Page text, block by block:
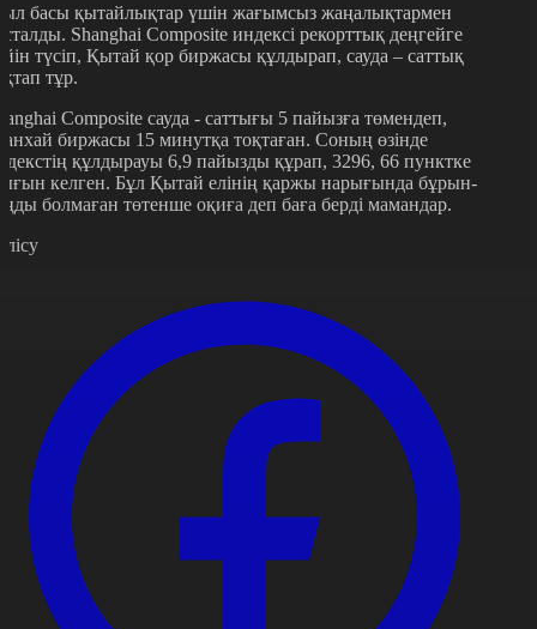
басы қытайлықтар үшін жағымсыз жаңалықтармен
Shanghai Composite индексі рекорттық деңгейге
түсіп, Қытай қор биржасы құлдырап, сауда – саттық
тұр.
Composite сауда - саттығы 5 пайызға төмендеп,
биржасы 15 минутқа тоқтаған. Соның өзінде
құлдырауы 6,9 пайызды құрап, 3296, 66 пунктке
келген. Бұл Қытай елінің қаржы нарығында бұрын-
болмаған төтенше оқиға деп баға берді мамандар.